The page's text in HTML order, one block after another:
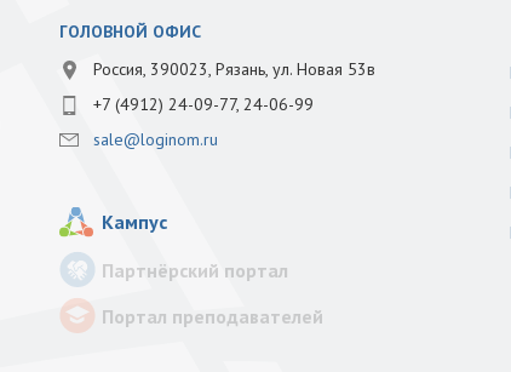
ГОЛОВНОЙ ОФИС
Россия, 390023, Рязань, ул. Новая 53в
+7 (4912) 24-09-77, 24-06-99
sale@loginom.ru
Кампус
Партнёрский портал
Портал преподавателей